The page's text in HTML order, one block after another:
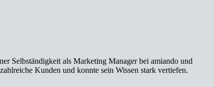
Selbständigkeit als Marketing Manager bei amiando und
Kunden und konnte sein Wissen stark vertiefen.